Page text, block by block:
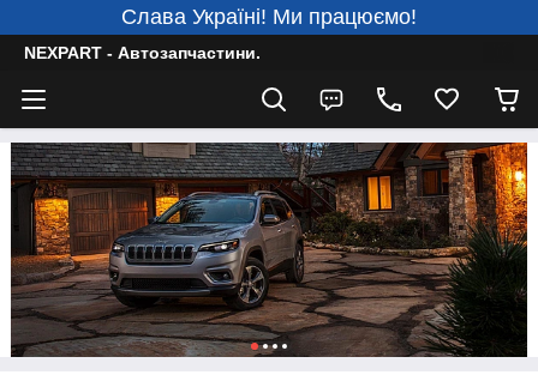
Слава Україні! Ми працюємо!
NEXPART - Автозапчастини.